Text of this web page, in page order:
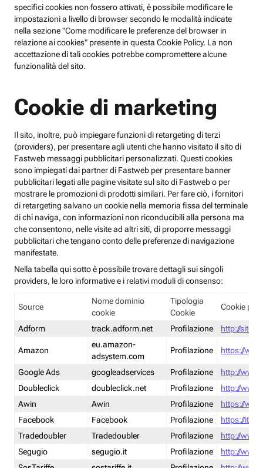
specifici cookies non fossero attivati, è possibile modificare le
impostazioni a livello di browser secondo le modalità indicate
nella sezione "Come modificare le preferenze del browser in
relazione ai cookies" presente in questa Cookie Policy. La non
accettazione di tali cookies potrebbe compromettere alcune
funzionalità del sito.
Cookie di marketing
Il sito, inoltre, può impiegare funzioni di retargeting di terzi
(providers), per presentare agli utenti che hanno visitato il sito di
Fastweb messaggi pubblicitari personalizzati. Questi cookies
sono impiegati dai partner di Fastweb per presentare banner
pubblicitari legati alle pagine visitate sul sito di Fastweb o per
mostrare le promozioni di prodotti similari. Per fare ciò, i fornitori
di retargeting salvano un cookie nella memoria fissa del terminale
di chi naviga, con informazioni non riconducibili alla persona ma
che consentono, nelle visite ad altri siti, di proporre messaggi
pubblicitari che tengano conto delle preferenze di navigazione
manifestate.
Nella tabella qui sotto è possibile trovare dettagli sui singoli
providers, le loro informative e i relativi moduli di consenso:
Source
Nome dominio
cookie
Tipologia
Cookie
Cookie
Adform track.adform.net Profilazione http://
Amazon
eu.amazon-
adsystem.com
Profilazione https://
Google Ads googleadservices Profilazione
http://
Doubleclick
doubleclick.net Profilazione
http://
Awin
Awin Profilazione
https://
Facebook
Facebook Profilazione
https://it-
Tradedoubler
Tradedoubler Profilazione
http://
Segugio
segugio.it Profilazione
http://